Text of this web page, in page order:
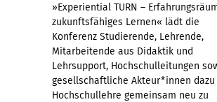
»Experiential TURN –
zukunftsfähiges Lernen« lädt die
Konferenz Studierende, Lehrende,
Mitarbeitende aus Didaktik und
Lehrsupport, Hochschulleitungen
gesellschaftliche Akteur*innen dazu
Hochschullehre gemeinsam neu zu